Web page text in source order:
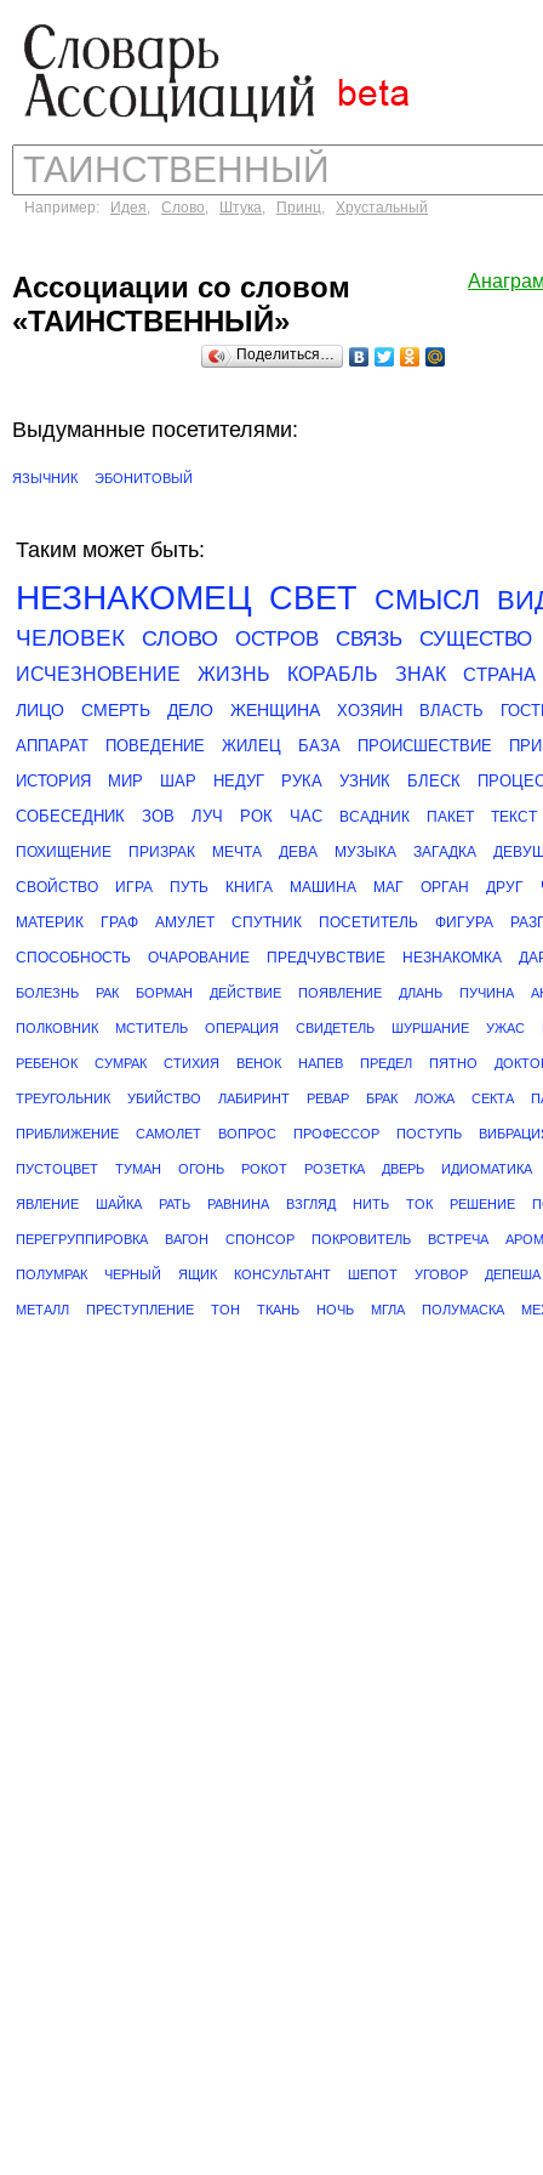
Например: Идея, Слово, Штука, Принц, Хрустальный
Ассоциации со словом
«ТАИНСТВЕННЫЙ»
Поделиться…
Выдуманные посетителями:
ЯЗЫЧНИК ЭБОНИТОВЫЙ
Таким может быть:
НЕЗНАКОМЕЦ СВЕТ СМЫСЛ
ЧЕЛОВЕК СЛОВО ОСТРОВ СВЯЗЬ СУЩЕСТВО
ИСЧЕЗНОВЕНИЕ ЖИЗНЬ КОРАБЛЬ ЗНАК СТРАНА
ЛИЦО СМЕРТЬ ДЕЛО ЖЕНЩИНА ХОЗЯИН ВЛАСТЬ
АППАРАТ
ПОВЕДЕНИЕ ЖИЛЕЦ БАЗА ПРОИСШЕСТВИЕ
ИСТОРИЯ
МИР ШАР НЕДУГ РУКА УЗНИК БЛЕСК
СОБЕСЕДНИК
ЗОВ ЛУЧ РОК ЧАС ВСАДНИК ПАКЕТ ТЕКСТ
ПОХИЩЕНИЕ ПРИЗРАК МЕЧТА ДЕВА МУЗЫКА ЗАГАДКА
СВОЙСТВО ИГРА ПУТЬ КНИГА МАШИНА МАГ ОРГАН ДРУГ
МАТЕРИК ГРАФ АМУЛЕТ СПУТНИК ПОСЕТИТЕЛЬ ФИГУРА
СПОСОБНОСТЬ ОЧАРОВАНИЕ ПРЕДЧУВСТВИЕ НЕЗНАКОМКА
БОЛЕЗНЬ РАК БОРМАН ДЕЙСТВИЕ ПОЯВЛЕНИЕ ДЛАНЬ ПУЧИНА
ПОЛКОВНИК МСТИТЕЛЬ ОПЕРАЦИЯ СВИДЕТЕЛЬ ШУРШАНИЕ УЖАС
РЕБЕНОК СУМРАК СТИХИЯ ВЕНОК НАПЕВ ПРЕДЕЛ ПЯТНО
ТРЕУГОЛЬНИК УБИЙСТВО ЛАБИРИНТ РЕВАР БРАК ЛОЖА СЕКТА
ПРИБЛИЖЕНИЕ САМОЛЕТ ВОПРОС ПРОФЕССОР ПОСТУПЬ
ПУСТОЦВЕТ ТУМАН ОГОНЬ РОКОТ РОЗЕТКА ДВЕРЬ ИДИОМАТИКА
ЯВЛЕНИЕ ШАЙКА РАТЬ РАВНИНА ВЗГЛЯД НИТЬ ТОК РЕШЕНИЕ
ПЕРЕГРУППИРОВКА ВАГОН СПОНСОР ПОКРОВИТЕЛЬ ВСТРЕЧА
ПОЛУМРАК ЧЕРНЫЙ ЯЩИК КОНСУЛЬТАНТ ШЕПОТ УГОВОР ДЕПЕША
МЕТАЛЛ ПРЕСТУПЛЕНИЕ ТОН ТКАНЬ НОЧЬ МГЛА ПОЛУМАСКА